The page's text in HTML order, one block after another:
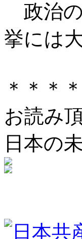
政治の
挙には
＊＊＊
お読み
日本の